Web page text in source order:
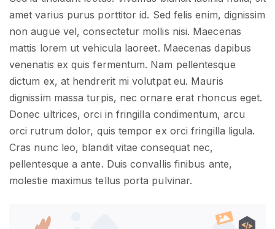
amet varius purus porttitor id. Sed felis enim, dignissim
non augue vel, consectetur mollis nisi. Maecenas
mattis lorem ut vehicula laoreet. Maecenas dapibus
venenatis ex quis fermentum. Nam pellentesque
dictum ex, at hendrerit mi volutpat eu. Mauris
dignissim massa turpis, nec ornare erat rhoncus eget.
Donec ultrices, orci in fringilla condimentum, arcu
orci rutrum dolor, quis tempor ex orci fringilla ligula.
Cras nunc leo, blandit vitae consequat nec,
pellentesque a ante. Duis convallis finibus ante,
molestie maximus tellus porta pulvinar.